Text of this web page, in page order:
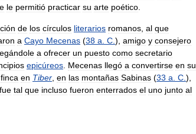
le permitió practicar su arte poético
de los círculos literarios romanos al que
a Cayo Mecenas (38 a C ), amigo y consejero
a ofrecer un puesto como secretario
epicúreos Mecenas llegó a convertirse en su
finca en Tiber en las montañas Sabinas (33 a C ),
fue tal que incluso fueron enterrados el uno junto al